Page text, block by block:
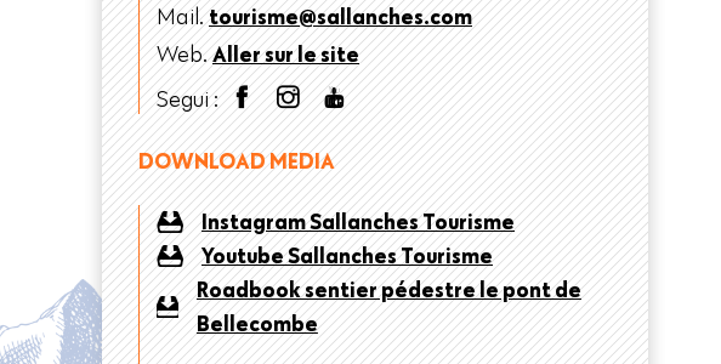
Mail.tourisme@sallanches.com
Web.Aller sur le site
Segui :
DOWNLOAD MEDIA
Instagram Sallanches Tourisme
Youtube Sallanches Tourisme
Roadbook sentier pédestre le pont de
Bellecombe